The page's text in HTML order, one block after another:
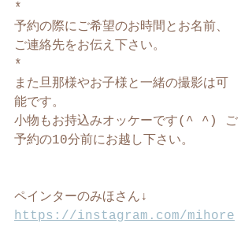
*
予約の際にご希望のお時間とお名前、
ご連絡先をお伝え下さい。﻿
*﻿
また旦那様やお子様と一緒の撮影は可
能です。﻿
小物もお持込みオッケーです(^ ^)﻿ ご
予約の10分前にお越し下さい。
ペインターのみほさん↓
https://instagram.com/mihore